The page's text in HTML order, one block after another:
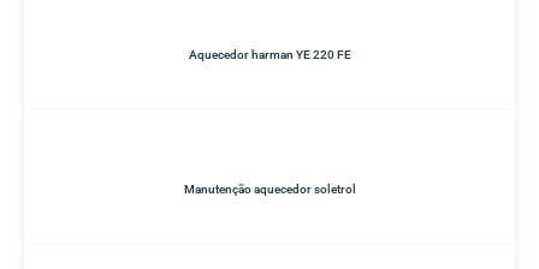
Aquecedor harman YE 220 FE
Manutenção aquecedor soletrol